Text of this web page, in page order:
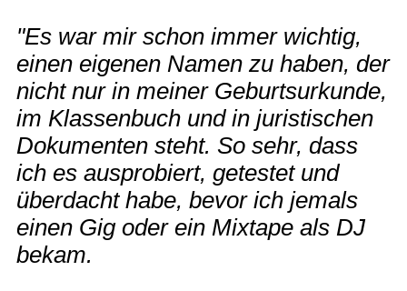
"Es war mir schon immer wichtig,
einen eigenen Namen zu haben, der
nicht nur in meiner Geburtsurkunde,
im Klassenbuch und in juristischen
Dokumenten steht. So sehr, dass
ich es ausprobiert, getestet und
überdacht habe, bevor ich jemals
einen Gig oder ein Mixtape als DJ
bekam.